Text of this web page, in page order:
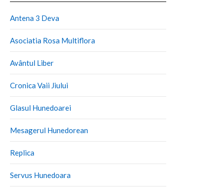
Antena 3 Deva
Asociatia Rosa Multiflora
Avântul Liber
Cronica Vaii Jiului
Glasul Hunedoarei
Mesagerul Hunedorean
Replica
Servus Hunedoara